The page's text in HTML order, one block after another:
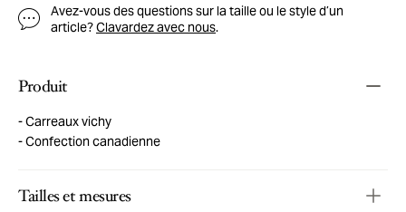
Avez-vous des questions sur la taille ou le style d’un
article?Clavardez avec nous.
Produit
Carreaux vichy
Confection canadienne
Tailles et mesures